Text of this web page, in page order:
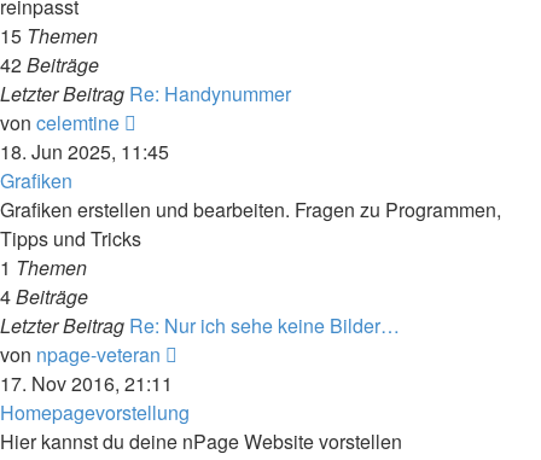
reinpasst
15 Themen
42Beiträge
Letzter Beitrag Re: Handynummer
von celemtine
Beitrag
18. Jun 2025, 11:45
Grafiken
Grafiken erstellen und bearbeiten. Fragen zu Programmen,
Tipps und Tricks
1 Themen
4Beiträge
Letzter Beitrag Re: Nur ich sehe keine Bilder…
von npage-veteran
17. Nov 2016, 21:11
Homepagevorstellung
Hier kannst du deine nPage Website vorstellen